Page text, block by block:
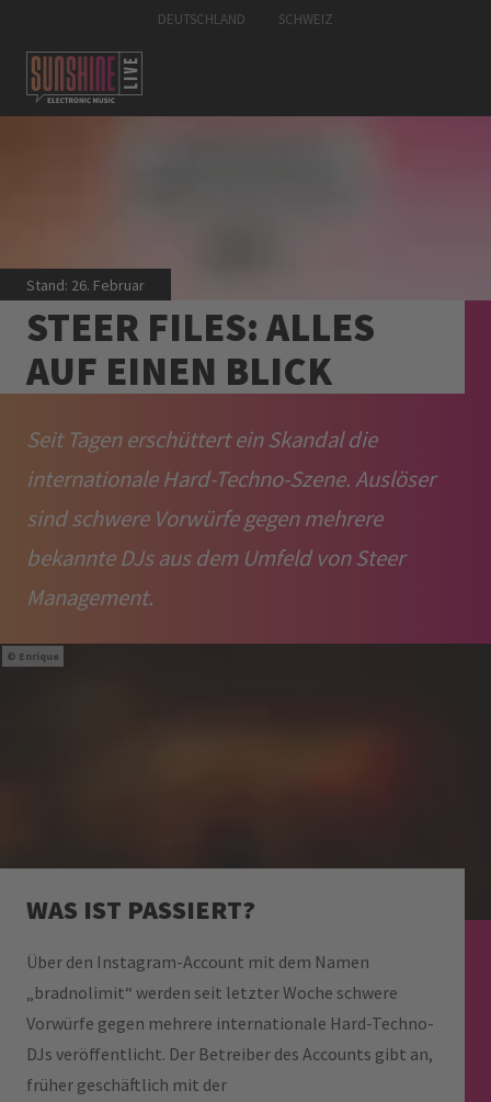
DEUTSCHLAND SCHWEIZ
Stand: 26. Februar
STEER FILES: ALLES
AUF EINEN BLICK
Seit Tagen erschüttert ein Skandal die
internationale Hard-Techno-Szene. Auslöser
sind schwere Vorwürfe gegen mehrere
bekannte DJs aus dem Umfeld von Steer
Management.
Enrique
WAS IST PASSIERT?
Über den Instagram-Account mit dem Namen
„bradnolimit“ werden seit letzter Woche schwere
Vorwürfe gegen mehrere internationale Hard-Techno-
DJs veröffentlicht. Der Betreiber des Accounts gibt an,
früher geschäftlich mit der